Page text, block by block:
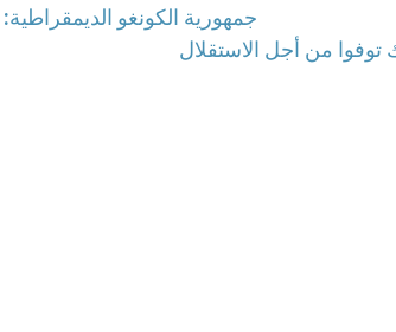
جمهورية الكونغو
توفوا من أجل الاستقلال